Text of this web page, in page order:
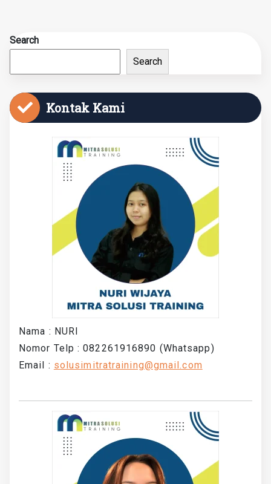
Search
Search
Kontak Kami
Nama : NURI
Nomor Telp : 082261916890 (Whatsapp)
Email : solusimitratraining@gmail.com